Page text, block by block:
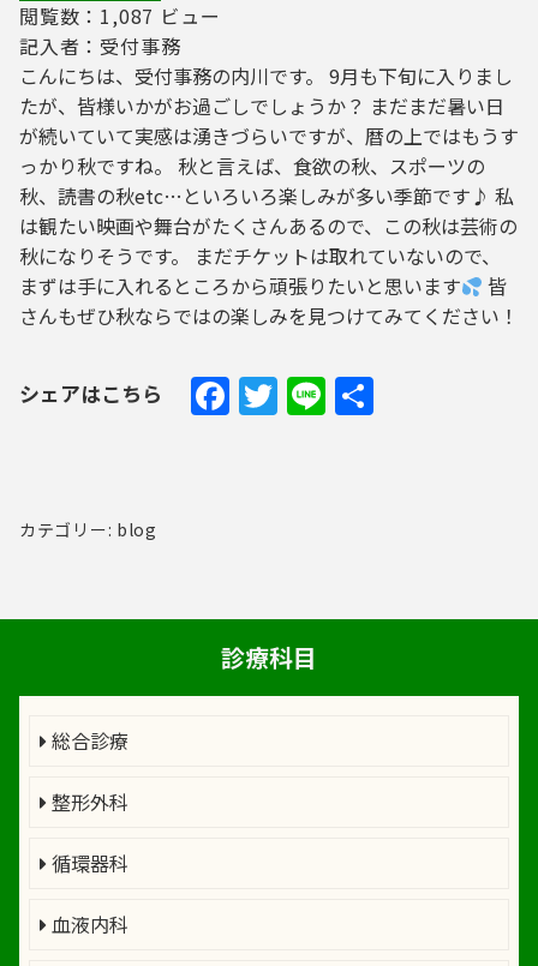
閲覧数：1,087 ビュー
記入者：受付事務
こんにちは、受付事務の内川です。 9月も下旬に入りまし
たが、皆様いかがお過ごしでしょうか？ まだまだ暑い日
が続いていて実感は湧きづらいですが、暦の上ではもうす
っかり秋ですね。 秋と言えば、食欲の秋、スポーツの
秋、読書の秋etc…といろいろ楽しみが多い季節です♪ 私
は観たい映画や舞台がたくさんあるので、この秋は芸術の
秋になりそうです。 まだチケットは取れていないので、
まずは手に入れるところから頑張りたいと思います
皆
さんもぜひ秋ならではの楽しみを見つけてみてください！
シェアはこちら Facebook
Twitter
Line
カテゴリー: blog
診療科目
総合診療
整形外科
循環器科
血液内科